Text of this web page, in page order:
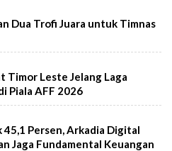
Dua Trofi Juara untuk Timnas
Timor Leste Jelang Laga
Piala AFF 2026
45,1 Persen, Arkadia Digital
Jaga Fundamental Keuangan